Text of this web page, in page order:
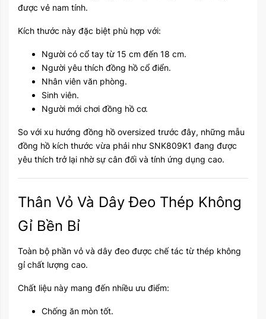
được vẻ nam tính.
Kích thước này đặc biệt phù hợp với:
Người có cổ tay từ 15 cm đến 18 cm.
Người yêu thích đồng hồ cổ điển.
Nhân viên văn phòng.
Sinh viên.
Người mới chơi đồng hồ cơ.
So với xu hướng đồng hồ oversized trước đây, những mẫu
đồng hồ kích thước vừa phải như SNK809K1 đang được
yêu thích trở lại nhờ sự cân đối và tính ứng dụng cao.
Thân Vỏ Và Dây Đeo Thép Không
Gỉ Bền Bỉ
Toàn bộ phần vỏ và dây đeo được chế tác từ thép không
gỉ chất lượng cao.
Chất liệu này mang đến nhiều ưu điểm:
Chống ăn mòn tốt.